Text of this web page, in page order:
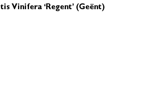
Vinifera ‘Regent’ (geënt)